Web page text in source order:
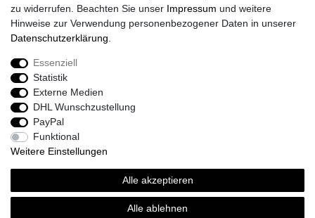
Zahlung und Versand
Sport-Versand24 Community
Sport-Versand24 Team Fan-Shop´s & Partner
zu widerrufen. Beachten Sie unser Impressum und weitere
Hinweise zur Verwendung personenbezogener Daten in unserer
Daten­schutz­erklärung
Essenziell
Statistik
Externe Medien
DHL Wunschzustellung
PayPal
Funktional
Weitere Einstellungen
Alle akzeptieren
Alle ablehnen